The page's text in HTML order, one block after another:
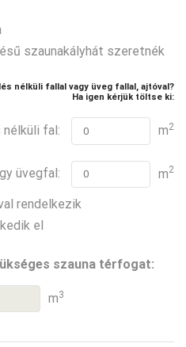
szaunakályhát szeretnék
nélküli fallal vagy üveg fallal, ajtóval?
Ha igen kérjük töltse ki:
fal: m2
üvegfal: m2
rendelkezik
el
szauna térfogat:
m3